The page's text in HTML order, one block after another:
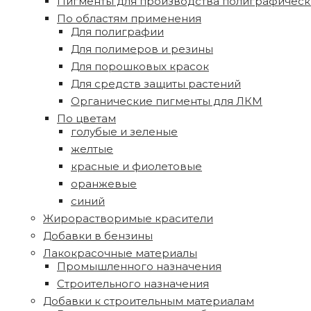
По областям применения
Для полиграфии
Для полимеров и резины
Для порошковых красок
Для средств защиты растений
Органические пигменты для ЛКМ
По цветам
голубые и зеленые
желтые
красные и фиолетовые
оранжевые
синий
Жирорастворимые красители
Добавки в бензины
Лакокрасочные материалы
Промышленного назначения
Строительного назначения
Добавки к строительным материалам